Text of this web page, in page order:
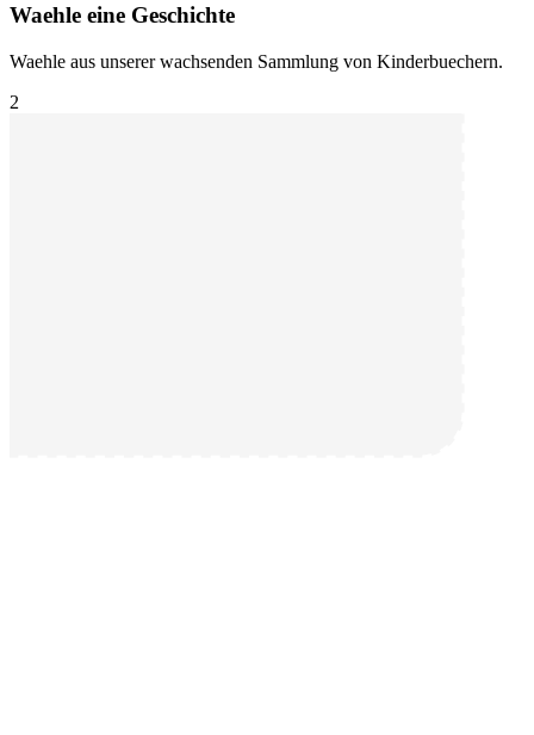
Waehle eine Geschichte
Waehle aus unserer wachsenden Sammlung von Kinderbuechern.
2